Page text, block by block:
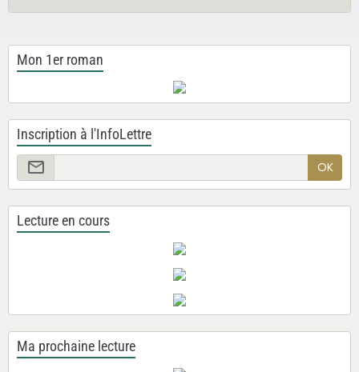
Mon 1er roman
Inscription à l'InfoLettre
OK
Lecture en cours
Ma prochaine lecture